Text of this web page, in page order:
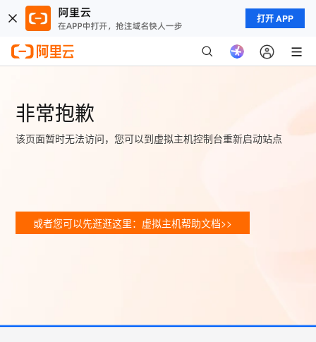
打开 APP
非常抱歉
该页面暂时无法访问，您可以到虚拟主机控制台重新启动站点
或者您可以先逛逛这里：虚拟主机帮助文档>>